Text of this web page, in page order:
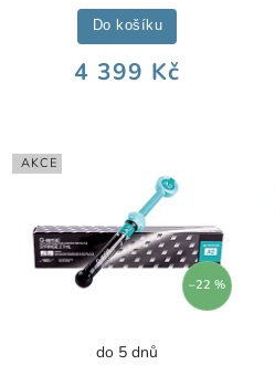
4 399 Kč
Do košíku
AKCE
–22 %
do 5 dnů